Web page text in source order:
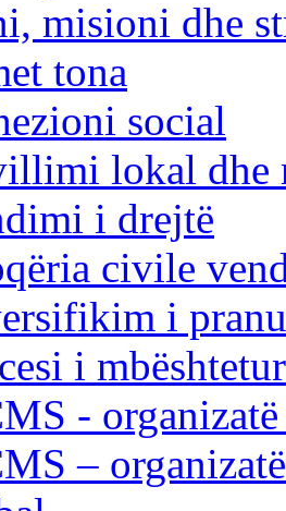
misioni dhe
tona
social
lokal dhe
i drejtë
civile
i
i
-
–